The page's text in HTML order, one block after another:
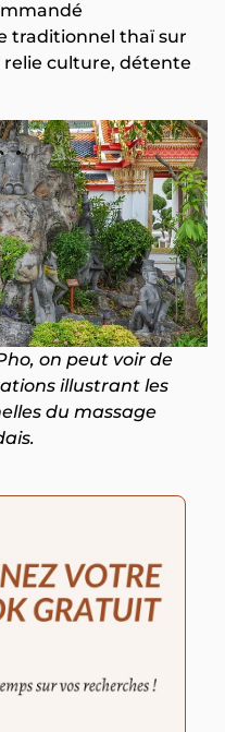
traditionnel thaï sur
culture, détente
on peut voir de
illustrant les
du massage